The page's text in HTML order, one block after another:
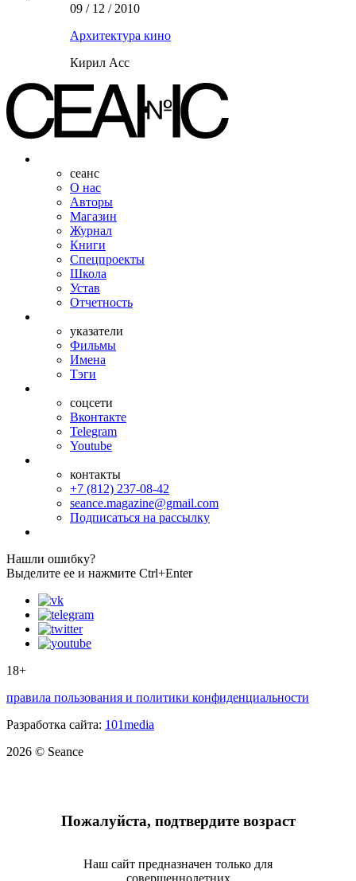
09 / 12 / 2010
Архитектура кино
Кирил Асс
сеанс
О нас
Авторы
Магазин
Журнал
Книги
Спецпроекты
Школа
Устав
Отчетность
указатели
Фильмы
Имена
Тэги
соцсети
Вконтакте
Telegram
Youtube
контакты
+7 (812) 237-08-42
seance.magazine@gmail.com
Подписаться на рассылку
Нашли ошибку?
Выделите ее и нажмите Ctrl+Enter
18+
правила пользования и политики конфиденциальности
Разработка сайта: 101media
2026 © Seance
Пожалуйста, подтвердите возраст
Наш сайт предназначен только для